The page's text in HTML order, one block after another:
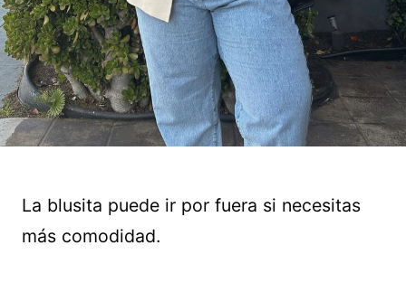
La blusita puede ir por fuera si necesitas
más comodidad.